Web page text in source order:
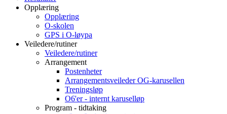
Opplæring
Opplæring
O-skolen
GPS i O-løypa
Veiledere/rutiner
Veiledere/rutiner
Arrangement
Postenheter
Arrangementsveileder OG-karusellen
Treningsløp
O6'er - internt karuselløp
Program - tidtaking